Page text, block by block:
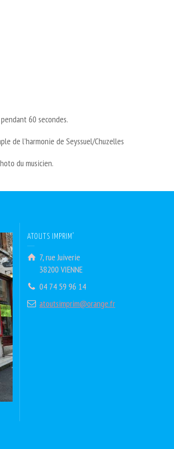
60 secondes.
de l’harmonie de Seyssuel/Chuzelles
du musicien.
ATOUTS IMPRIM’
7, rue Juiverie
38200 VIENNE
04 74 59 96 14
atoutsimprim@orange.fr